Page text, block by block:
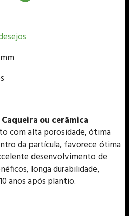
ou cerâmica
com alta porosidade, ótima
da partícula, favorece ótima
desenvolvimento de
longa durabilidade,
anos após plantio.